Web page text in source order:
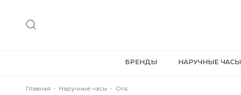
БРЕНДЫ НАРУЧНЫЕ ЧАСЫ
Главная - Наручные часы - Oris